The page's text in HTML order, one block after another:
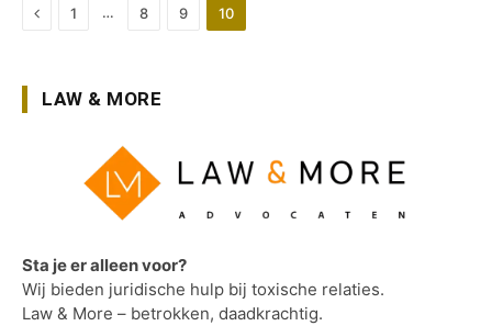
Previous
1 … 8 9 10
LAW & MORE
Sta je er alleen voor?
Wij bieden juridische hulp bij toxische relaties.
Law & More – betrokken, daadkrachtig.